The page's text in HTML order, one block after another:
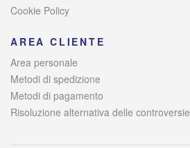
Cookie Policy
AREA CLIENTE
Area personale
Metodi di spedizione
Metodi di pagamento
Risoluzione alternativa delle controversie